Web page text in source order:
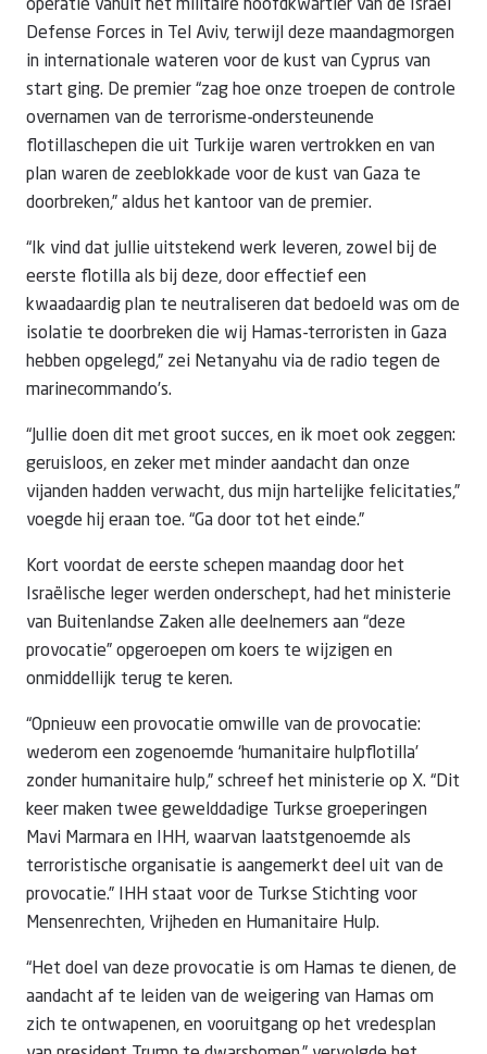
operatie vanuit het militaire hoofdkwartier van de Israel
Defense Forces in Tel Aviv, terwijl deze maandagmorgen
in internationale wateren voor de kust van Cyprus van
start ging. De premier “zag hoe onze troepen de controle
overnamen van de terrorisme-ondersteunende
flotillaschepen die uit Turkije waren vertrokken en van
plan waren de zeeblokkade voor de kust van Gaza te
doorbreken,” aldus het kantoor van de premier.
“Ik vind dat jullie uitstekend werk leveren, zowel bij de
eerste flotilla als bij deze, door effectief een
kwaadaardig plan te neutraliseren dat bedoeld was om de
isolatie te doorbreken die wij Hamas-terroristen in Gaza
hebben opgelegd,” zei Netanyahu via de radio tegen de
marinecommando’s.
“Jullie doen dit met groot succes, en ik moet ook zeggen:
geruisloos, en zeker met minder aandacht dan onze
vijanden hadden verwacht, dus mijn hartelijke felicitaties,”
voegde hij eraan toe. “Ga door tot het einde.”
Kort voordat de eerste schepen maandag door het
Israëlische leger werden onderschept, had het ministerie
van Buitenlandse Zaken alle deelnemers aan “deze
provocatie” opgeroepen om koers te wijzigen en
onmiddellijk terug te keren.
“Opnieuw een provocatie omwille van de provocatie:
wederom een zogenoemde ‘humanitaire hulpflotilla’
zonder humanitaire hulp,” schreef het ministerie op X. “Dit
keer maken twee gewelddadige Turkse groeperingen
Mavi Marmara en IHH, waarvan laatstgenoemde als
terroristische organisatie is aangemerkt deel uit van de
provocatie.” IHH staat voor de Turkse Stichting voor
Mensenrechten, Vrijheden en Humanitaire Hulp.
“Het doel van deze provocatie is om Hamas te dienen, de
aandacht af te leiden van de weigering van Hamas om
zich te ontwapenen, en vooruitgang op het vredesplan